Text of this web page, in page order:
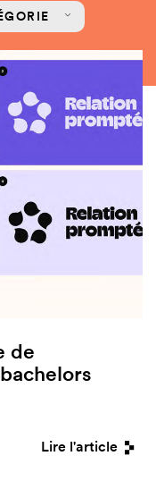
de
Lire l'article